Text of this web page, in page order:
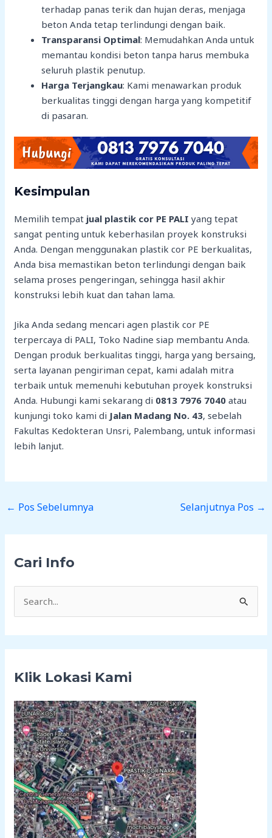
terhadap panas terik dan hujan deras, menjaga
beton Anda tetap terlindungi dengan baik.
Transparansi Optimal: Memudahkan Anda untuk
memantau kondisi beton tanpa harus membuka
seluruh plastik penutup.
Harga Terjangkau: Kami menawarkan produk
berkualitas tinggi dengan harga yang kompetitif
di pasaran.
Kesimpulan
Memilih tempat jual plastik cor PE PALI yang tepat
sangat penting untuk keberhasilan proyek konstruksi
Anda. Dengan menggunakan plastik cor PE berkualitas,
Anda bisa memastikan beton terlindungi dengan baik
selama proses pengeringan, sehingga hasil akhir
konstruksi lebih kuat dan tahan lama.
Jika Anda sedang mencari agen plastik cor PE
terpercaya di PALI, Toko Nadine siap membantu Anda.
Dengan produk berkualitas tinggi, harga yang bersaing,
serta layanan pengiriman cepat, kami adalah mitra
terbaik untuk memenuhi kebutuhan proyek konstruksi
Anda. Hubungi kami sekarang di 0813 7976 7040 atau
kunjungi toko kami di Jalan Madang No. 43, sebelah
Fakultas Kedokteran Unsri, Palembang, untuk informasi
lebih lanjut.
← Pos Sebelumnya Selanjutnya Pos →
Cari Info
u
t
u
k
:
Klik Lokasi Kami